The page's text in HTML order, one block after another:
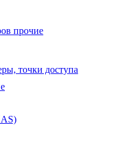
прочие
точки доступа